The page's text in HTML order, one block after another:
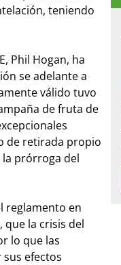
teniendo
Phil Hogan, ha
se adelante a
válido tuvo
de fruta de
de retirada propio
la prórroga del
reglamento en
la crisis del
lo que las
efectos